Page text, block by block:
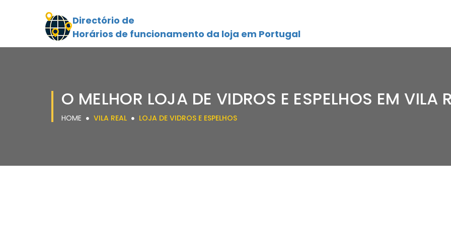
Directório de
Horários de funcionamento da loja em Portugal
O MELHOR LOJA DE VIDROS E ESPELHOS EM VILA
HOME VILA REAL LOJA DE VIDROS E ESPELHOS